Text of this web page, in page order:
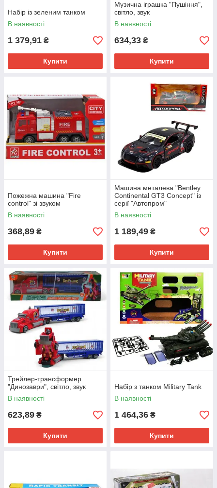
Набір із зеленим танком
В наявності
1 379,91 ₴
Купити
Музична іграшка "Пушіння",
світло, звук
В наявності
634,33 ₴
Купити
Пожежна машина "Fire
control" зі звуком
В наявності
368,89 ₴
Купити
Машина металева "Bentley
Continental GT3 Concept" із
серії "Автопром"
В наявності
1 189,49 ₴
Купити
Трейлер-трансформер
"Динозаври", світло, звук
В наявності
623,89 ₴
Купити
Набір з танком Military Tank
В наявності
1 464,36 ₴
Купити